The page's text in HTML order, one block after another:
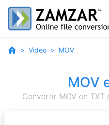
Video MOV
MOV
Convertir MOV en